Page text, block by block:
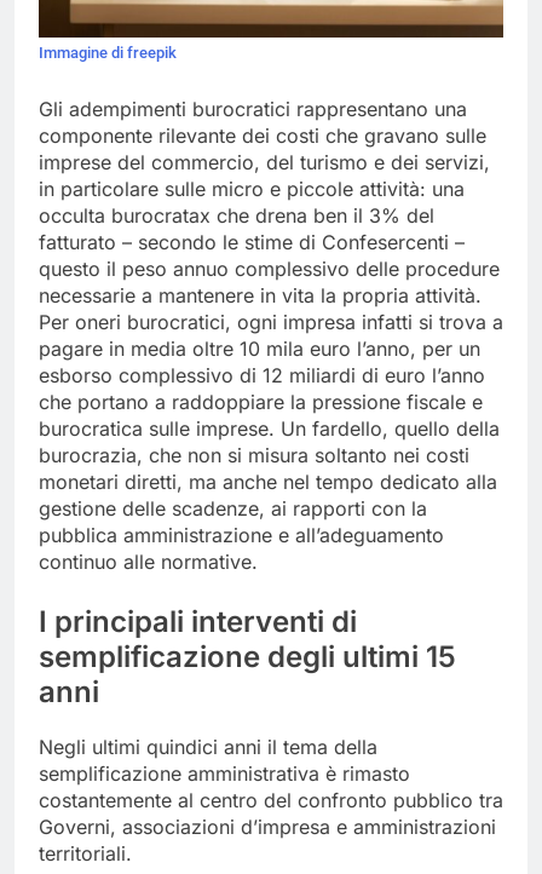
Immagine di freepik
Gli adempimenti burocratici rappresentano una
componente rilevante dei costi che gravano sulle
imprese del commercio, del turismo e dei servizi,
in particolare sulle micro e piccole attività: una
occulta burocratax che drena ben il 3% del
fatturato – secondo le stime di Confesercenti –
questo il peso annuo complessivo delle procedure
necessarie a mantenere in vita la propria attività.
Per oneri burocratici, ogni impresa infatti si trova a
pagare in media oltre 10 mila euro l’anno, per un
esborso complessivo di 12 miliardi di euro l’anno
che portano a raddoppiare la pressione fiscale e
burocratica sulle imprese. Un fardello, quello della
burocrazia, che non si misura soltanto nei costi
monetari diretti, ma anche nel tempo dedicato alla
gestione delle scadenze, ai rapporti con la
pubblica amministrazione e all’adeguamento
continuo alle normative.
I principali interventi di
semplificazione degli ultimi 15
anni
Negli ultimi quindici anni il tema della
semplificazione amministrativa è rimasto
costantemente al centro del confronto pubblico tra
Governi, associazioni d’impresa e amministrazioni
territoriali.